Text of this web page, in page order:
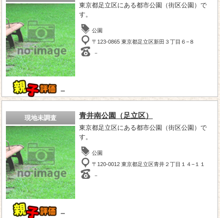
－
東京都足立区にある都市公園（街区公園）で
す。
公園
〒123-0865 東京都足立区新田３丁目６−８
－
現地未調査
－
青井南公園（足立区）
東京都足立区にある都市公園（街区公園）で
す。
公園
〒120-0012 東京都足立区青井２丁目１４−１１
－